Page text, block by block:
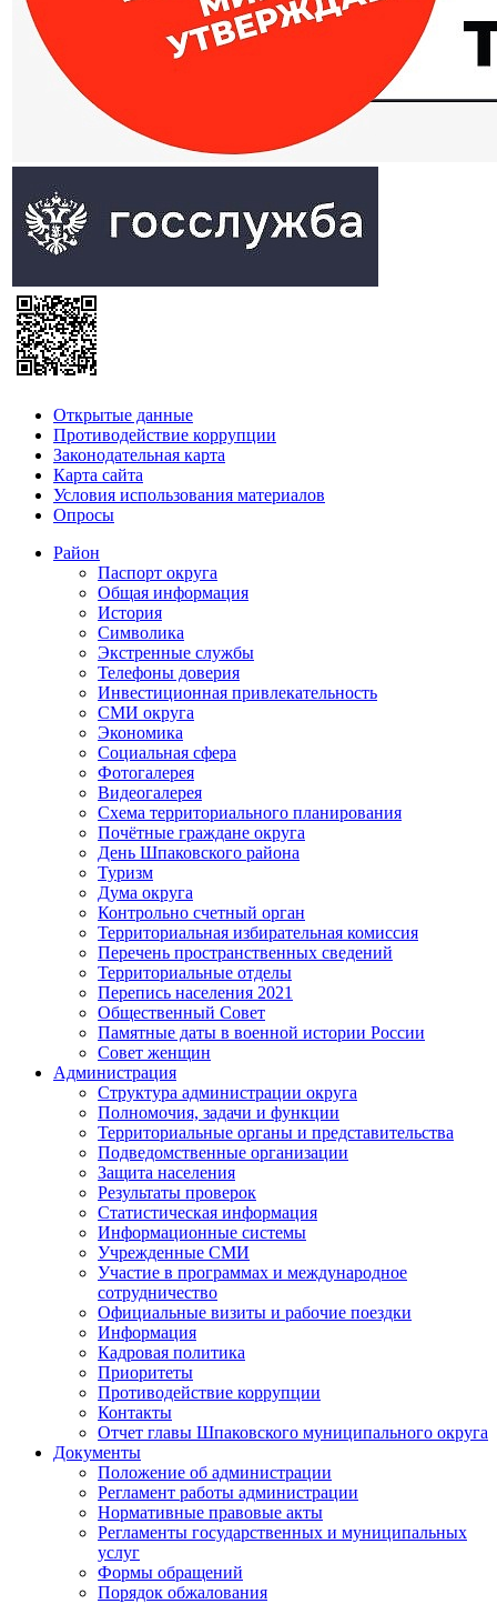
Открытые данные
Противодействие коррупции
Законодательная карта
Карта сайта
Условия использования материалов
Опросы
Район
Паспорт округа
Общая информация
История
Символика
Экстренные службы
Телефоны доверия
Инвестиционная привлекательность
СМИ округа
Экономика
Социальная сфера
Фотогалерея
Видеогалерея
Схема территориального планирования
Почётные граждане округа
День Шпаковского района
Туризм
Дума округа
Контрольно счетный орган
Территориальная избирательная комиссия
Перечень пространственных сведений
Территориальные отделы
Перепись населения 2021
Общественный Совет
Памятные даты в военной истории России
Совет женщин
Администрация
Структура администрации округа
Полномочия, задачи и функции
Территориальные органы и представительства
Подведомственные организации
Защита населения
Результаты проверок
Статистическая информация
Информационные системы
Учрежденные СМИ
Участие в программах и международное
сотрудничество
Официальные визиты и рабочие поездки
Информация
Кадровая политика
Приоритеты
Противодействие коррупции
Контакты
Отчет главы Шпаковского муниципального округа
Документы
Положение об администрации
Регламент работы администрации
Нормативные правовые акты
Регламенты государственных и муниципальных
услуг
Формы обращений
Порядок обжалования